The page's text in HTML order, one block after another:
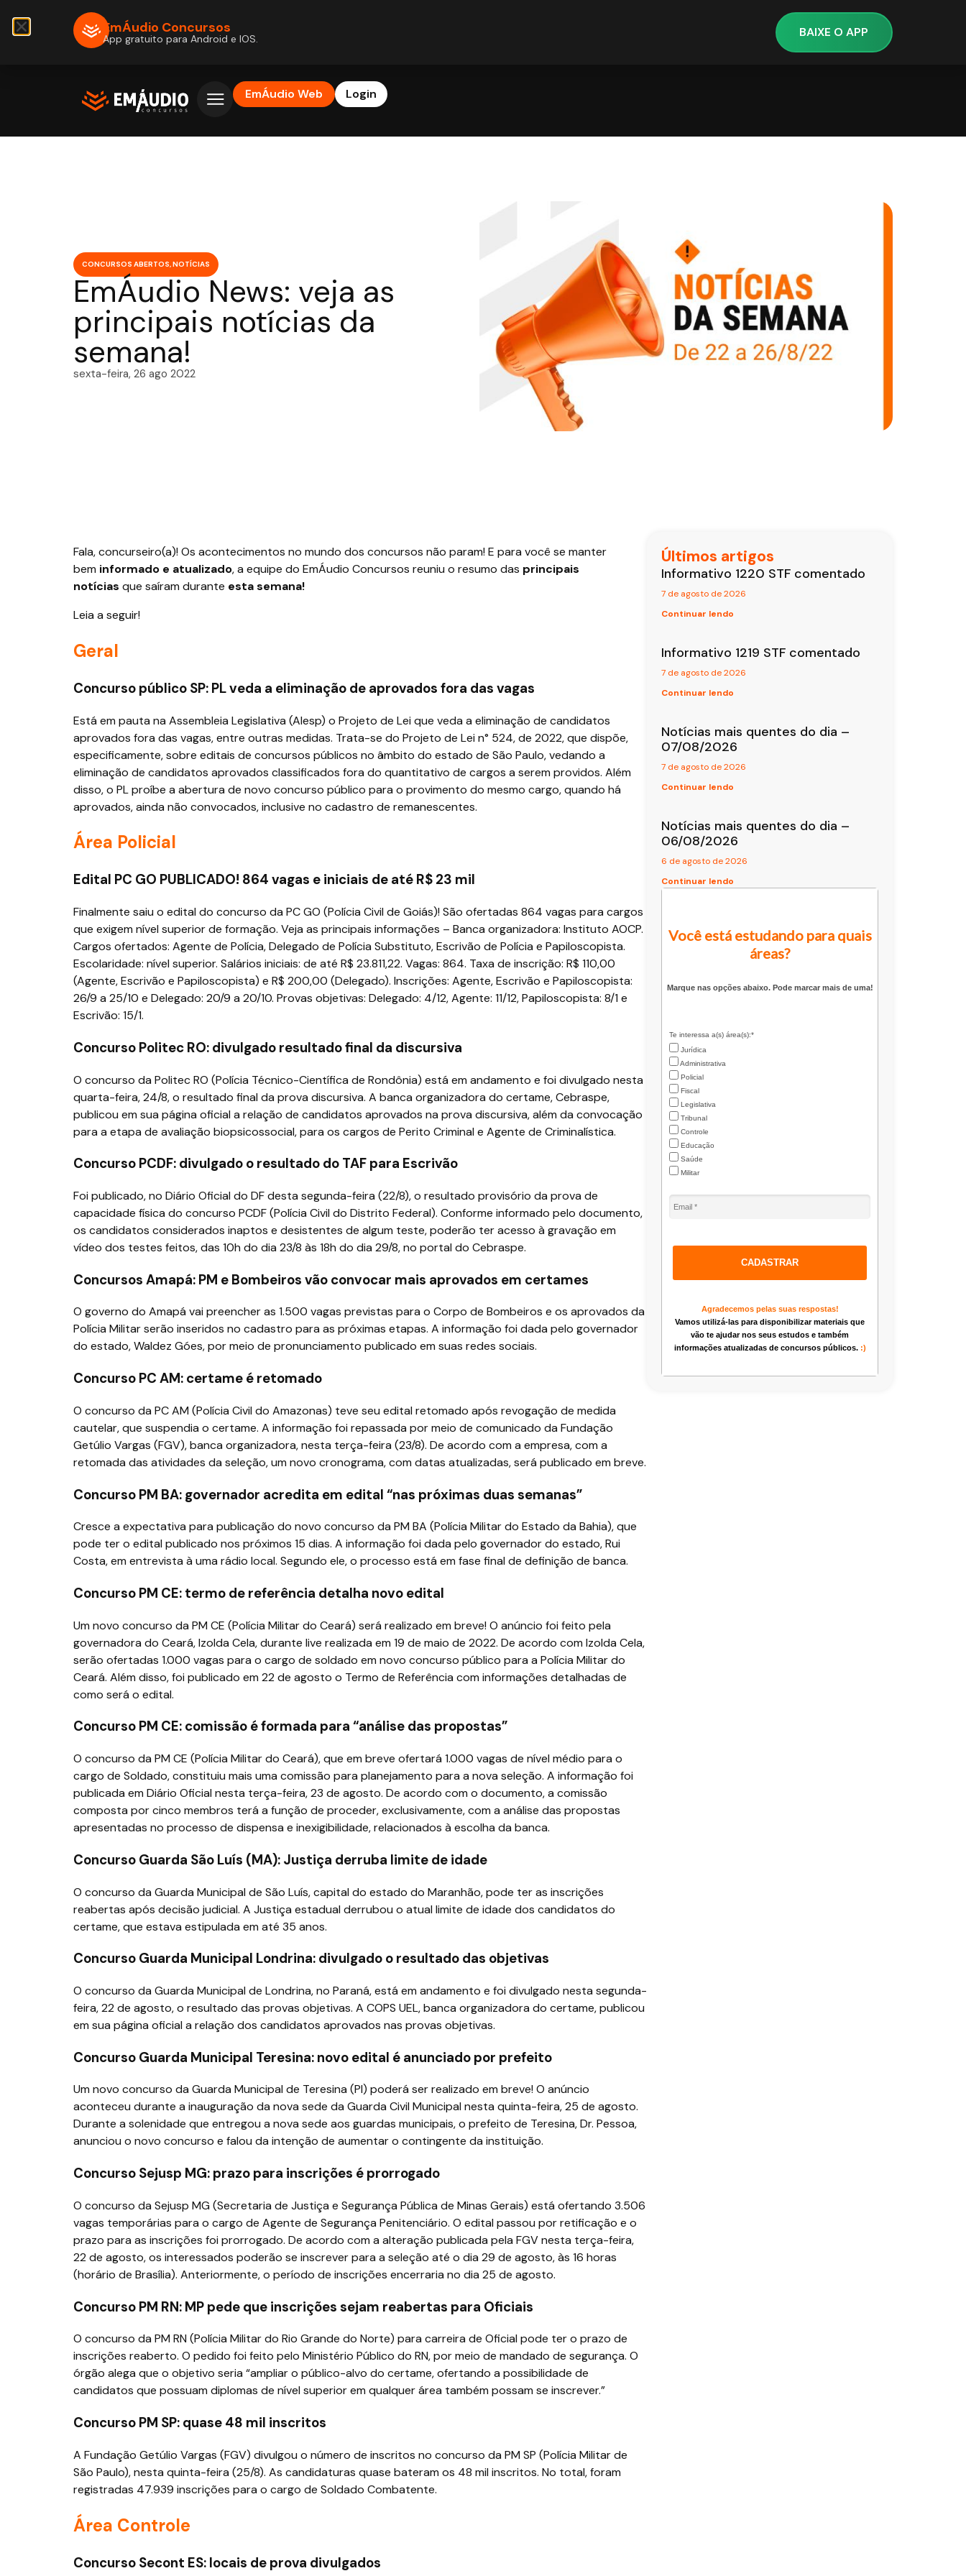
EmÁudio Web Login
CONCURSOS ABERTOS,NOTÍCIAS
EmÁudio News: veja as
principais notícias da
semana!
sexta-feira, 26 ago 2022
Fala, concurseiro(a)! Os acontecimentos no mundo dos concursos não param! E para você se manter
bem informado e atualizado, a equipe do EmÁudio Concursos reuniu o resumo das principais
notícias que saíram durante esta semana!
Leia a seguir!
Geral
Concurso público SP: PL veda a eliminação de aprovados fora das vagas
Está em pauta na Assembleia Legislativa (Alesp) o Projeto de Lei que veda a eliminação de candidatos
aprovados fora das vagas, entre outras medidas. Trata-se do Projeto de Lei n° 524, de 2022, que dispõe,
especificamente, sobre editais de concursos públicos no âmbito do estado de São Paulo, vedando a
eliminação de candidatos aprovados classificados fora do quantitativo de cargos a serem providos. Além
disso, o PL proíbe a abertura de novo concurso público para o provimento do mesmo cargo, quando há
aprovados, ainda não convocados, inclusive no cadastro de remanescentes.
Área Policial
Edital PC GO PUBLICADO! 864 vagas e iniciais de até R$ 23 mil
Finalmente saiu o edital do concurso da PC GO (Polícia Civil de Goiás)! São ofertadas 864 vagas para cargos
que exigem nível superior de formação. Veja as principais informações – Banca organizadora: Instituto AOCP.
Cargos ofertados: Agente de Polícia, Delegado de Polícia Substituto, Escrivão de Polícia e Papiloscopista.
Escolaridade: nível superior. Salários iniciais: de até R$ 23.811,22. Vagas: 864. Taxa de inscrição: R$ 110,00
(Agente, Escrivão e Papiloscopista) e R$ 200,00 (Delegado). Inscrições: Agente, Escrivão e Papiloscopista:
26/9 a 25/10 e Delegado: 20/9 a 20/10. Provas objetivas: Delegado: 4/12, Agente: 11/12, Papiloscopista: 8/1 e
Escrivão: 15/1.
Concurso Politec RO: divulgado resultado final da discursiva
O concurso da Politec RO (Polícia Técnico-Científica de Rondônia) está em andamento e foi divulgado nesta
quarta-feira, 24/8, o resultado final da prova discursiva. A banca organizadora do certame, Cebraspe,
publicou em sua página oficial a relação de candidatos aprovados na prova discursiva, além da convocação
para a etapa de avaliação biopsicossocial, para os cargos de Perito Criminal e Agente de Criminalística.
Concurso PCDF: divulgado o resultado do TAF para Escrivão
Foi publicado, no Diário Oficial do DF desta segunda-feira (22/8), o resultado provisório da prova de
capacidade física do concurso PCDF (Polícia Civil do Distrito Federal). Conforme informado pelo documento,
os candidatos considerados inaptos e desistentes de algum teste, poderão ter acesso à gravação em
vídeo dos testes feitos, das 10h do dia 23/8 às 18h do dia 29/8, no portal do Cebraspe.
Concursos Amapá: PM e Bombeiros vão convocar mais aprovados em certames
O governo do Amapá vai preencher as 1.500 vagas previstas para o Corpo de Bombeiros e os aprovados da
Polícia Militar serão inseridos no cadastro para as próximas etapas. A informação foi dada pelo governador
do estado, Waldez Góes, por meio de pronunciamento publicado em suas redes sociais.
Concurso PC AM: certame é retomado
O concurso da PC AM (Polícia Civil do Amazonas) teve seu edital retomado após revogação de medida
cautelar, que suspendia o certame. A informação foi repassada por meio de comunicado da Fundação
Getúlio Vargas (FGV), banca organizadora, nesta terça-feira (23/8). De acordo com a empresa, com a
retomada das atividades da seleção, um novo cronograma, com datas atualizadas, será publicado em breve.
Concurso PM BA: governador acredita em edital “nas próximas duas semanas”
Cresce a expectativa para publicação do novo concurso da PM BA (Polícia Militar do Estado da Bahia), que
pode ter o edital publicado nos próximos 15 dias. A informação foi dada pelo governador do estado, Rui
Costa, em entrevista à uma rádio local. Segundo ele, o processo está em fase final de definição de banca.
Concurso PM CE: termo de referência detalha novo edital
Um novo concurso da PM CE (Polícia Militar do Ceará) será realizado em breve! O anúncio foi feito pela
governadora do Ceará, Izolda Cela, durante live realizada em 19 de maio de 2022. De acordo com Izolda Cela,
serão ofertadas 1.000 vagas para o cargo de soldado em novo concurso público para a Polícia Militar do
Ceará. Além disso, foi publicado em 22 de agosto o Termo de Referência com informações detalhadas de
como será o edital.
Concurso PM CE: comissão é formada para “análise das propostas”
O concurso da PM CE (Polícia Militar do Ceará), que em breve ofertará 1.000 vagas de nível médio para o
cargo de Soldado, constituiu mais uma comissão para planejamento para a nova seleção. A informação foi
publicada em Diário Oficial nesta terça-feira, 23 de agosto. De acordo com o documento, a comissão
composta por cinco membros terá a função de proceder, exclusivamente, com a análise das propostas
apresentadas no processo de dispensa e inexigibilidade, relacionados à escolha da banca.
Concurso Guarda São Luís (MA): Justiça derruba limite de idade
O concurso da Guarda Municipal de São Luís, capital do estado do Maranhão, pode ter as inscrições
reabertas após decisão judicial. A Justiça estadual derrubou o atual limite de idade dos candidatos do
certame, que estava estipulada em até 35 anos.
Concurso Guarda Municipal Londrina: divulgado o resultado das objetivas
O concurso da Guarda Municipal de Londrina, no Paraná, está em andamento e foi divulgado nesta segunda-
feira, 22 de agosto, o resultado das provas objetivas. A COPS UEL, banca organizadora do certame, publicou
em sua página oficial a relação dos candidatos aprovados nas provas objetivas.
Concurso Guarda Municipal Teresina: novo edital é anunciado por prefeito
Um novo concurso da Guarda Municipal de Teresina (PI) poderá ser realizado em breve! O anúncio
aconteceu durante a inauguração da nova sede da Guarda Civil Municipal nesta quinta-feira, 25 de agosto.
Durante a solenidade que entregou a nova sede aos guardas municipais, o prefeito de Teresina, Dr. Pessoa,
anunciou o novo concurso e falou da intenção de aumentar o contingente da instituição.
Concurso Sejusp MG: prazo para inscrições é prorrogado
O concurso da Sejusp MG (Secretaria de Justiça e Segurança Pública de Minas Gerais) está ofertando 3.506
vagas temporárias para o cargo de Agente de Segurança Penitenciário. O edital passou por retificação e o
prazo para as inscrições foi prorrogado. De acordo com a alteração publicada pela FGV nesta terça-feira,
22 de agosto, os interessados poderão se inscrever para a seleção até o dia 29 de agosto, às 16 horas
(horário de Brasília). Anteriormente, o período de inscrições encerraria no dia 25 de agosto.
Concurso PM RN: MP pede que inscrições sejam reabertas para Oficiais
O concurso da PM RN (Polícia Militar do Rio Grande do Norte) para carreira de Oficial pode ter o prazo de
inscrições reaberto. O pedido foi feito pelo Ministério Público do RN, por meio de mandado de segurança. O
órgão alega que o objetivo seria “ampliar o público-alvo do certame, ofertando a possibilidade de
candidatos que possuam diplomas de nível superior em qualquer área também possam se inscrever.”
Concurso PM SP: quase 48 mil inscritos
A Fundação Getúlio Vargas (FGV) divulgou o número de inscritos no concurso da PM SP (Polícia Militar de
São Paulo), nesta quinta-feira (25/8). As candidaturas quase bateram os 48 mil inscritos. No total, foram
registradas 47.939 inscrições para o cargo de Soldado Combatente.
Área Controle
Concurso Secont ES: locais de prova divulgados
Últimos artigos
Informativo 1220 STF comentado
7 de agosto de 2026
Continuar lendo
Informativo 1219 STF comentado
7 de agosto de 2026
Continuar lendo
Notícias mais quentes do dia –
07/08/2026
7 de agosto de 2026
Continuar lendo
Notícias mais quentes do dia –
06/08/2026
6 de agosto de 2026
Continuar lendo
Você está estudando para quais
áreas?
Marque nas opções abaixo. Pode marcar mais de uma!
Te interessa a(s) área(s):*
Jurídica
Administrativa
Policial
Fiscal
Legislativa
Tribunal
Controle
Educação
Saúde
Militar
CADASTRAR
Agradecemos pelas suas respostas!
Vamos utilizá-las para disponibilizar materiais que
vão te ajudar nos seus estudos e também
informações atualizadas de concursos públicos. :)
EmÁudio Concursos
App gratuito para Android e IOS. BAIXE O APP